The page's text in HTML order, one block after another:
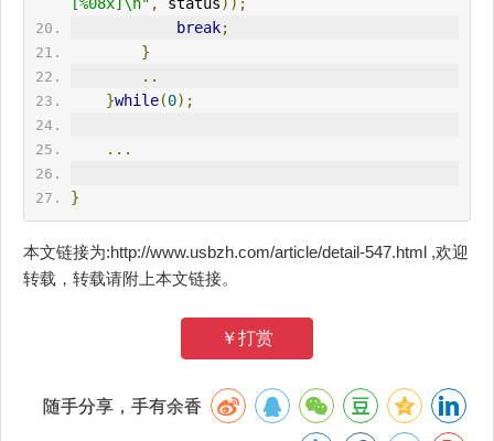
[%08x]\n" , status ));
break;
}
..
}while(0);
...
}
本文链接为:http://www.usbzh.com/article/detail-547.html ,欢迎
转载，转载请附上本文链接。
￥打赏
随手分享，手有余香